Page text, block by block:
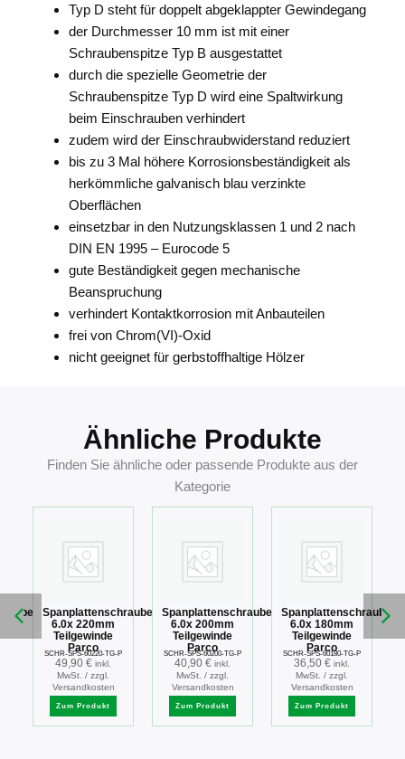
Typ D steht für doppelt abgeklappter Gewindegang
der Durchmesser 10 mm ist mit einer
Schraubenspitze Typ B ausgestattet
durch die spezielle Geometrie der
Schraubenspitze Typ D wird eine Spaltwirkung
beim Einschrauben verhindert
zudem wird der Einschraubwiderstand reduziert
bis zu 3 Mal höhere Korrosionsbeständigkeit als
herkömmliche galvanisch blau verzinkte
Oberflächen
einsetzbar in den Nutzungsklassen 1 und 2 nach
DIN EN 1995 – Eurocode 5
gute Beständigkeit gegen mechanische
Beanspruchung
verhindert Kontaktkorrosion mit Anbauteilen
frei von Chrom(VI)-Oxid
nicht geeignet für gerbstoffhaltige Hölzer
Ähnliche Produkte
Finden Sie ähnliche oder passende Produkte aus der
Kategorie
Spanplattenschraube
6.0x 220mm
Teilgewinde
Parco
SCHR-SPS-60220-TG-P
49,90 € inkl.
MwSt. / zzgl.
Versandkosten
Zum Produkt
Spanplattenschraube
6.0x 200mm
Teilgewinde
Parco
SCHR-SPS-60200-TG-P
40,90 € inkl.
MwSt. / zzgl.
Versandkosten
Zum Produkt
Spanplattenschraube
6.0x 180mm
Teilgewinde
Parco
SCHR-SPS-60180-TG-P
36,50 € inkl.
MwSt. / zzgl.
Versandkosten
Zum Produkt